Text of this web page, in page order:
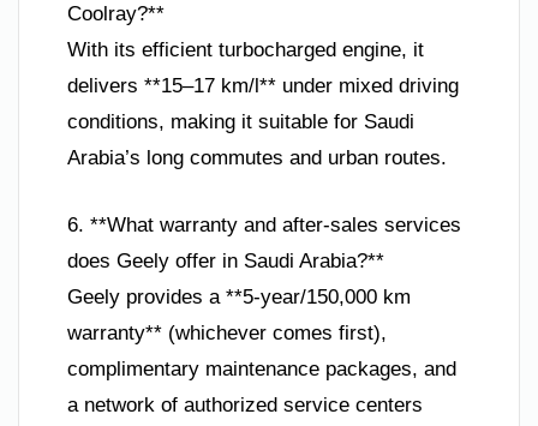
Coolray?**
With its efficient turbocharged engine, it
delivers **15–17 km/l** under mixed driving
conditions, making it suitable for Saudi
Arabia’s long commutes and urban routes.
6. **What warranty and after-sales services
does Geely offer in Saudi Arabia?**
Geely provides a **5-year/150,000 km
warranty** (whichever comes first),
complimentary maintenance packages, and
a network of authorized service centers